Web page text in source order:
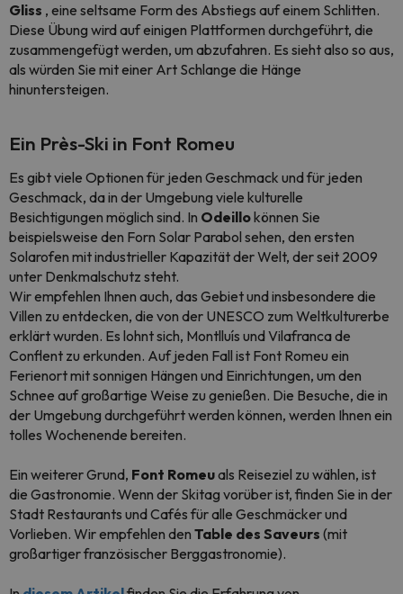
Gliss , eine seltsame Form des Abstiegs auf einem Schlitten.
Diese Übung wird auf einigen Plattformen durchgeführt, die
zusammengefügt werden, um abzufahren. Es sieht also so aus,
als würden Sie mit einer Art Schlange die Hänge
hinuntersteigen.
Ein Près-Ski in Font Romeu
Es gibt viele Optionen für jeden Geschmack und für jeden
Geschmack, da in der Umgebung viele kulturelle
Besichtigungen möglich sind. In Odeillokönnen Sie
beispielsweise den Forn Solar Parabol sehen, den ersten
Solarofen mit industrieller Kapazität der Welt, der seit 2009
unter Denkmalschutz steht.
Wir empfehlen Ihnen auch, das Gebiet und insbesondere die
Villen zu entdecken, die von der UNESCO zum Weltkulturerbe
erklärt wurden. Es lohnt sich, Montlluís und Vilafranca de
Conflent zu erkunden. Auf jeden Fall ist Font Romeu ein
Ferienort mit sonnigen Hängen und Einrichtungen, um den
Schnee auf großartige Weise zu genießen. Die Besuche, die in
der Umgebung durchgeführt werden können, werden Ihnen ein
tolles Wochenende bereiten.
Ein weiterer Grund, Font Romeuals Reiseziel zu wählen, ist
die Gastronomie. Wenn der Skitag vorüber ist, finden Sie in der
Stadt Restaurants und Cafés für alle Geschmäcker und
Vorlieben. Wir empfehlen den Table des Saveurs (mit
großartiger französischer Berggastronomie).